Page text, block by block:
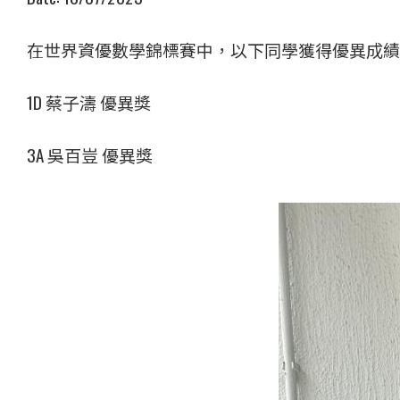
在世界資優數學錦標賽中，以下同學獲得優異成
1D 蔡子濤 優異獎
3A 吳百豈 優異獎